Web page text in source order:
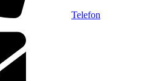
Telefon